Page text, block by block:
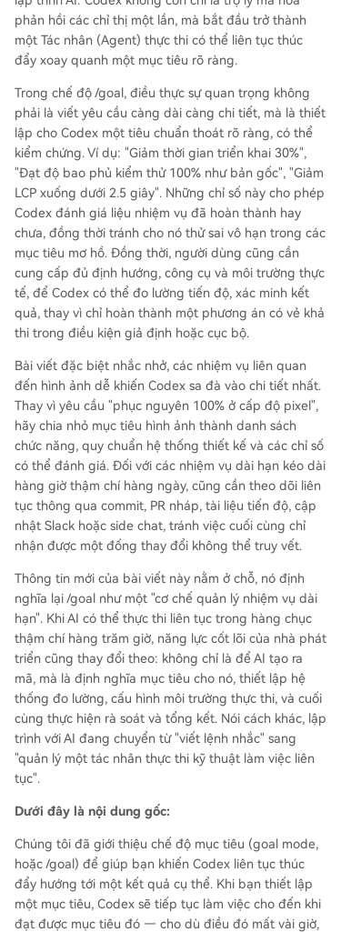
p khả thi trong điều kiện giả định cục bộ. Bài viế
t đặc biệt nhắc nhở, nhiệm vụ liên quan đến hìn
h ảnh dễ khiến Codex sa lầy vào chi tiết nhất. Th
ay vì yêu cầu "khôi phục chính xác đến từng pix
el 100%", nên phân giải mục tiêu hình ảnh thành
danh sách chức năng, quy tắc hệ thống thiết kế
và chỉ số có thể đánh giá. Đối với nhiệm vụ dài h
ạn kéo dài hàng giờ thậm chí vài ngày, cũng cần
theo dõi liên tục thông qua commit, draft PR, tài
liệu tiến độ, cập nhật Slack hoặc side chat, tránh
cuối cùng chỉ...
phản hồi các chỉ thị một lần, mà bắt đầu trở thành
một Tác nhân (Agent) thực thi có thể liên tục thúc
đẩy xoay quanh một mục tiêu rõ ràng.
Trong chế độ /goal, điều thực sự quan trọng không
phải là viết yêu cầu càng dài càng chi tiết, mà là thiết
lập cho Codex một tiêu chuẩn thoát rõ ràng, có thể
kiểm chứng. Ví dụ: "Giảm thời gian triển khai 30%",
"Đạt độ bao phủ kiểm thử 100% như bản gốc", "Giảm
LCP xuống dưới 2.5 giây". Những chỉ số này cho phép
Codex đánh giá liệu nhiệm vụ đã hoàn thành hay
chưa, đồng thời tránh cho nó thử sai vô hạn trong các
mục tiêu mơ hồ. Đồng thời, người dùng cũng cần
cung cấp đủ định hướng, công cụ và môi trường thực
tế, để Codex có thể đo lường tiến độ, xác minh kết
quả, thay vì chỉ hoàn thành một phương án có vẻ khả
thi trong điều kiện giả định hoặc cục bộ.
Bài viết đặc biệt nhắc nhở, các nhiệm vụ liên quan
đến hình ảnh dễ khiến Codex sa đà vào chi tiết nhất.
Thay vì yêu cầu "phục nguyên 100% ở cấp độ pixel",
hãy chia nhỏ mục tiêu hình ảnh thành danh sách
chức năng, quy chuẩn hệ thống thiết kế và các chỉ số
có thể đánh giá. Đối với các nhiệm vụ dài hạn kéo dài
hàng giờ thậm chí hàng ngày, cũng cần theo dõi liên
tục thông qua commit, PR nháp, tài liệu tiến độ, cập
nhật Slack hoặc side chat, tránh việc cuối cùng chỉ
nhận được một đống thay đổi không thể truy vết.
Thông tin mới của bài viết này nằm ở chỗ, nó định
nghĩa lại /goal như một "cơ chế quản lý nhiệm vụ dài
hạn". Khi AI có thể thực thi liên tục trong hàng chục
thậm chí hàng trăm giờ, năng lực cốt lõi của nhà phát
triển cũng thay đổi theo: không chỉ là để AI tạo ra
mã, mà là định nghĩa mục tiêu cho nó, thiết lập hệ
thống đo lường, cấu hình môi trường thực thi, và cuối
cùng thực hiện rà soát và tổng kết. Nói cách khác, lập
trình với AI đang chuyển từ "viết lệnh nhắc" sang
"quản lý một tác nhân thực thi kỹ thuật làm việc liên
tục".
Dưới đây là nội dung gốc:
Chúng tôi đã giới thiệu chế độ mục tiêu (goal mode,
hoặc /goal) để giúp bạn khiến Codex liên tục thúc
đẩy hướng tới một kết quả cụ thể. Khi bạn thiết lập
một mục tiêu, Codex sẽ tiếp tục làm việc cho đến khi
đạt được mục tiêu đó — cho dù điều đó mất vài giờ,